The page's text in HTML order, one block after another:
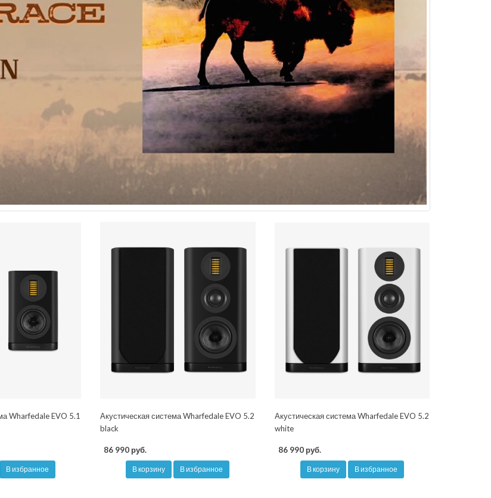
Wharfedale EVO 5.1
В избранное
Акустическая система Wharfedale EVO 5.2
black
86 990 руб.
В корзину В избранное
Акустическая система Wharfedale EVO 5.2
white
86 990 руб.
В корзину В избранное